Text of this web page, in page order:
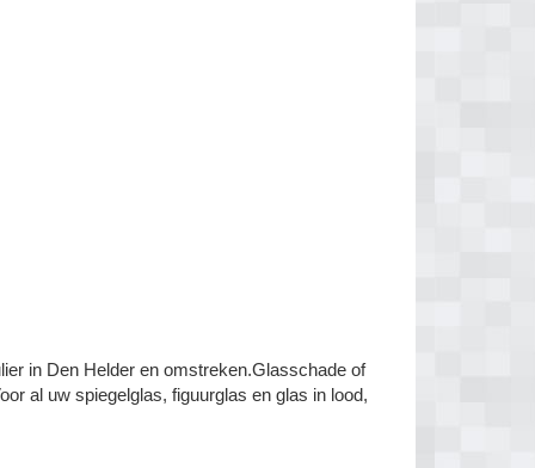
in Den Helder en omstreken.Glasschade of
al uw spiegelglas, figuurglas en glas in lood,